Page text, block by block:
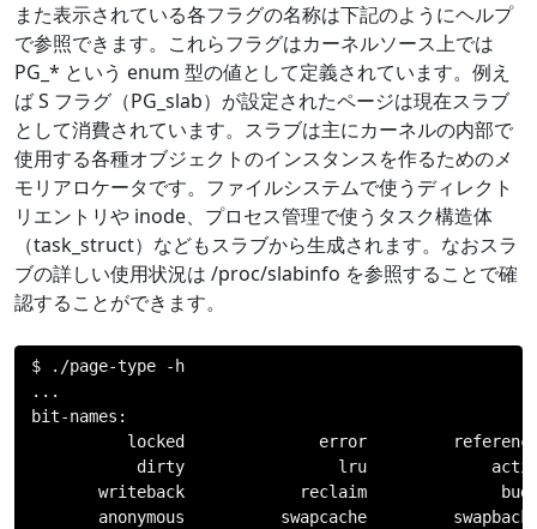
また表示されている各フラグの名称は下記のようにヘルプ
で参照できます。これらフラグはカーネルソース上では
PG_* という enum 型の値として定義されています。例え
ば S フラグ（PG_slab）が設定されたページは現在スラブ
として消費されています。スラブは主にカーネルの内部で
使用する各種オブジェクトのインスタンスを作るためのメ
モリアロケータです。ファイルシステムで使うディレクト
リエントリや inode、プロセス管理で使うタスク構造体
（task_struct）などもスラブから生成されます。なおスラ
ブの詳しい使用状況は /proc/slabinfo を参照することで確
認することができます。
$ ./page-type -
...
bit-names :
locked              error
dirty                lru
writeback            reclaim
anonymous          swapcache